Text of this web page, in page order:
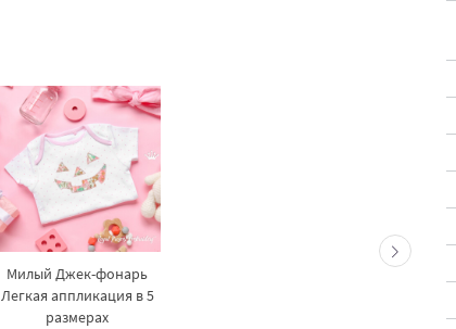
Милый Джек-фонарь
Легкая аппликация в 5
размерах